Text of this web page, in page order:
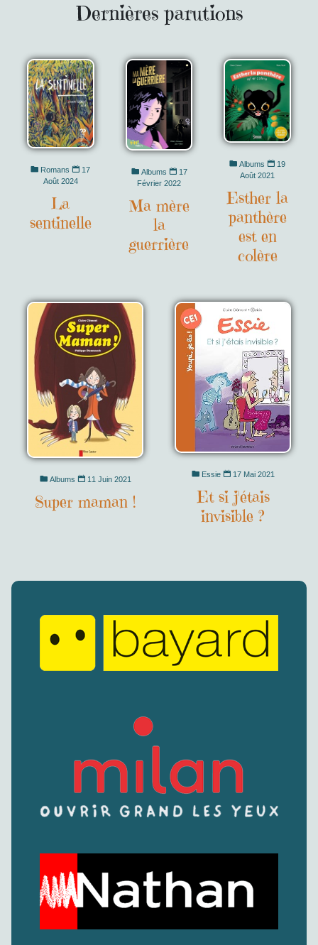
Dernières parutions
Romans
17
Août 2024
La
sentinelle
Albums
17
Février 2022
Ma mère
la
guerrière
Albums
19
Août 2021
Esther la
panthère
est en
colère
Albums 11 Juin 2021
Super maman !
Essie 17 Mai 2021
Et si j'étais
invisible ?